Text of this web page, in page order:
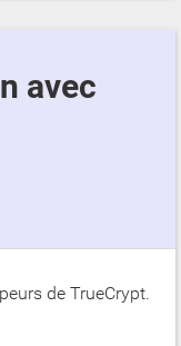
de TrueCrypt.